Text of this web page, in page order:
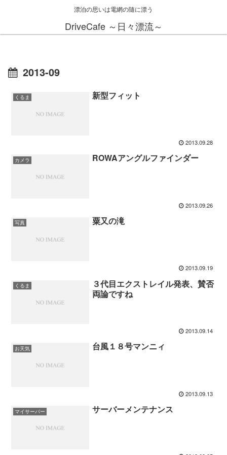
漂泊の思いは電網の隨に漂う
DriveCafe ～日々漂流～
2013-09
くるま 新型フィット
2013.09.28
カメラ ROWAアングルファインダー
2013.09.26
写真 粟又の滝
2013.09.19
くるま
３代目エクストレイル発表、賛否
両論ですね
2013.09.14
お天気 台風１８号マンニィ
2013.09.13
マイサーバー サーバーメンテナンス